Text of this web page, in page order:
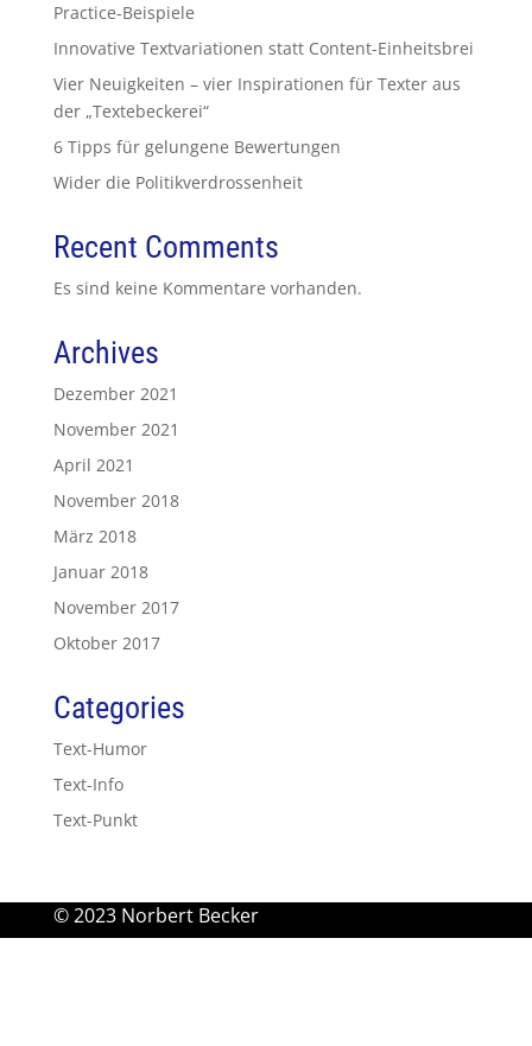
Practice-Beispiele
Innovative Textvariationen statt Content-Einheitsbrei
Vier Neuigkeiten – vier Inspirationen für Texter aus
der „Textebeckerei“
6 Tipps für gelungene Bewertungen
Wider die Politikverdrossenheit
Recent Comments
Es sind keine Kommentare vorhanden.
Archives
Dezember 2021
November 2021
April 2021
November 2018
März 2018
Januar 2018
November 2017
Oktober 2017
Categories
Text-Humor
Text-Info
Text-Punkt
© 2023 Norbert Becker